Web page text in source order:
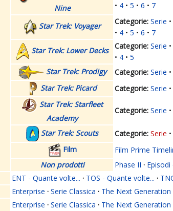
Nine
4
5 6 7
Star Trek: Voyager Serie
4
5 6
7
Star Trek: Lower Decks
Serie
4
5
Star Trek: Prodigy
Serie
Star Trek: Picard
Serie
Star Trek: Starfleet
Academy
Serie
Star Trek: Scouts Serie
Film
Film Prime
Non prodotti
Phase II · Episodi
ENT - Quante volte... · TOS - Quante volte... ·
Enterprise · Serie Classica · The Next Generation
Enterprise · Serie Classica · The Next Generation